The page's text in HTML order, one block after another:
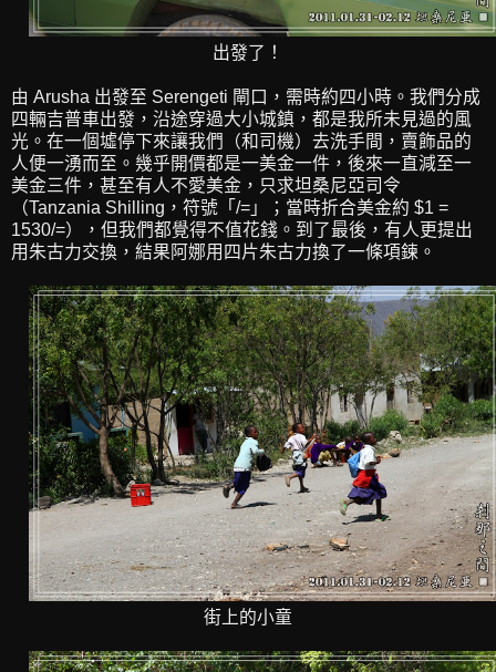
出發了！
由 Arusha 出發至 Serengeti 閘口，需時約四小時。我們分成
四輛吉普車出發，沿途穿過大小城鎮，都是我所未見過的風
光。在一個墟停下來讓我們（和司機）去洗手間，賣飾品的
人便一湧而至。幾乎開價都是一美金一件，後來一直減至一
美金三件，甚至有人不愛美金，只求坦桑尼亞司令
（Tanzania Shilling，符號「/=」；當時折合美金約 $1 =
1530/=），但我們都覺得不值花錢。到了最後，有人更提出
用朱古力交換，結果阿娜用四片朱古力換了一條項鍊。
街上的小童